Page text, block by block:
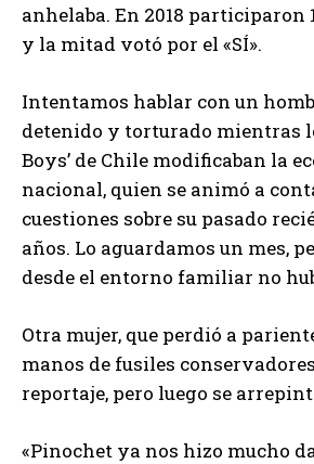
anhelaba. En 2018 participaron
y la mitad votó por el «SÍ».
Intentamos hablar con un
detenido y torturado mientras
Boys’ de Chile modificaban la
nacional, quien se animó a
cuestiones sobre su pasado
años. Lo aguardamos un mes,
desde el entorno familiar no
Otra mujer, que perdió a
manos de fusiles
reportaje, pero luego se
«Pinochet ya nos hizo mucho